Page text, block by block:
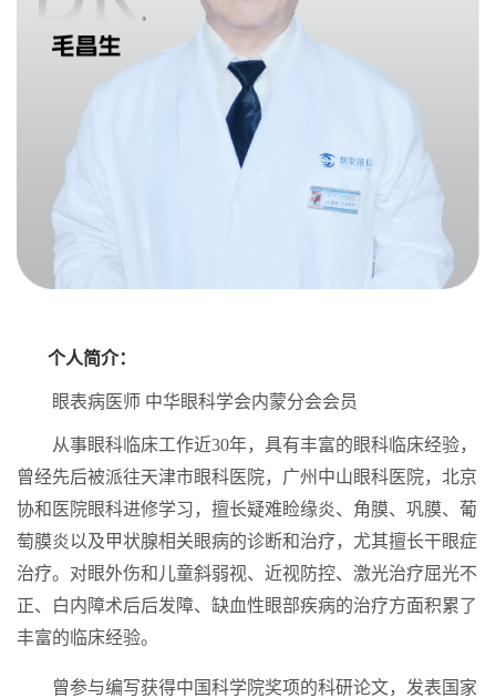
个人简介：
眼表病医师 中华眼科学会内蒙分会会员
从事眼科临床工作近30年，具有丰富的眼科临床经验，
曾经先后被派往天津市眼科医院，广州中山眼科医院，北京
协和医院眼科进修学习，擅长疑难睑缘炎、角膜、巩膜、葡
萄膜炎以及甲状腺相关眼病的诊断和治疗，尤其擅长干眼症
治疗。对眼外伤和儿童斜弱视、近视防控、激光治疗屈光不
正、白内障术后后发障、缺血性眼部疾病的治疗方面积累了
丰富的临床经验。
曾参与编写获得中国科学院奖项的科研论文，发表国家